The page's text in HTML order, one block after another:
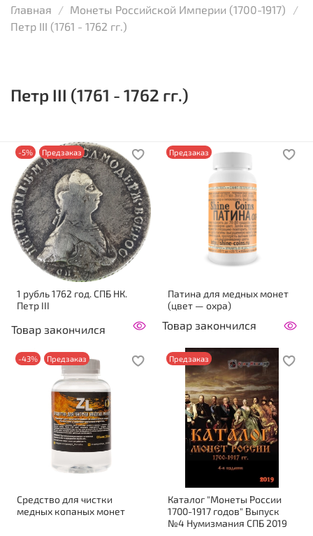
Главная
Монеты Российской Империи (1700-1917)
Петр III (1761 - 1762 гг.)
Петр III (1761 - 1762 гг.)
-5% Предзаказ
1 рубль 1762 год. СПБ НК.
Петр III
Товар закончился
Предзаказ
Патина для медных монет
(цвет — охра)
Товар закончился
-43% Предзаказ
Средство для чистки
медных копаных монет
Предзаказ
Каталог "Монеты России
1700-1917 годов" Выпуск
№4 Нумизмания СПБ 2019